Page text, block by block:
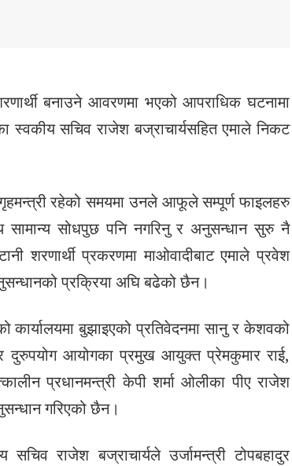
बनाउने आवरणमा भएको आपराधिक घटनामा
स्वकीय सचिव राजेश बज्राचार्यसहित एमाले निकट
गृहमन्त्री रहेको समयमा उनले आफूले सम्पूर्ण फाइलहरु
सामान्य सोधपुछ पनि नगरिनु र अनुसन्धान सुरु नै
शरणार्थी प्रकरणमा माओवादीबाट एमाले प्रवेश
प्रक्रिया अघि बढेको छैन।
बुझाइएको प्रतिवेदनमा सानु र केशवको
दुरुपयोग आयोगका प्रमुख आयुक्त प्रेमकुमार राई,
प्रधानमन्त्री केपी शर्मा ओलीका पीए राजेश
गरिएको छैन।
राजेश बज्राचार्यले उर्जामन्त्री टोपबहादुर